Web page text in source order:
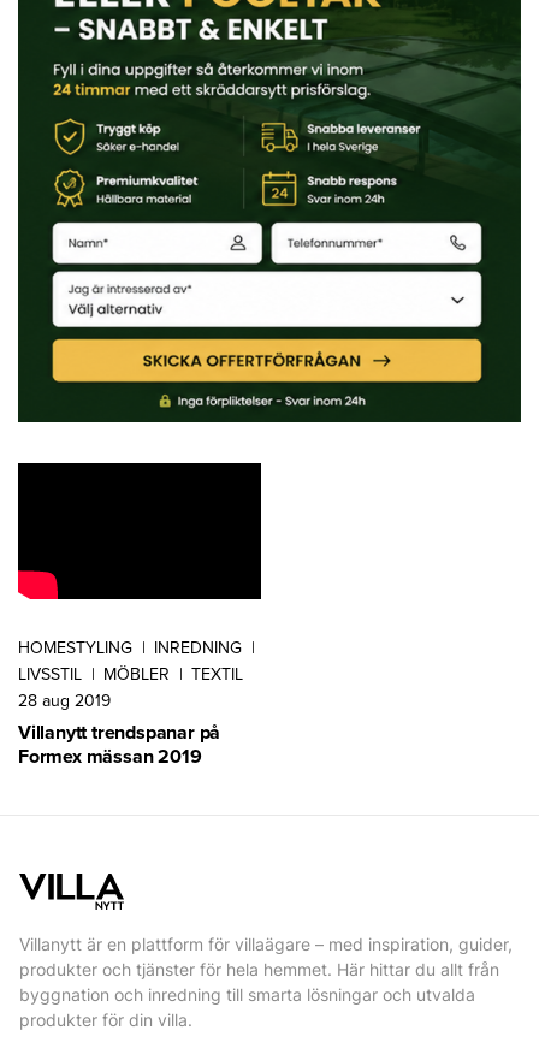
HOMESTYLING | INREDNING |
LIVSSTIL | MÖBLER | TEXTIL
28 aug 2019
Villanytt trendspanar på
Formex mässan 2019
Villanytt är en plattform för villaägare – med inspiration, guider,
produkter och tjänster för hela hemmet. Här hittar du allt från
byggnation och inredning till smarta lösningar och utvalda
produkter för din villa.